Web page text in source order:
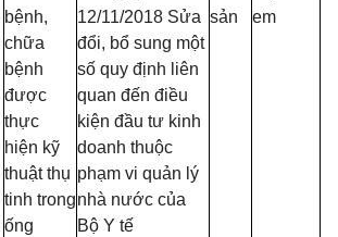
bệnh,
chữa
bệnh
được
thực
hiện kỹ
thuật thụ
tinh trong
ống
12/11/2018 Sửa
đổi, bổ sung một
số quy định liên
quan đến điều
kiện đầu tư kinh
doanh thuộc
phạm vi quản lý
nhà nước của
Bộ Y tế
sản
em